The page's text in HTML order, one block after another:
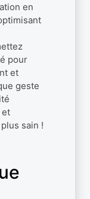
en
pour
et
geste
et
sain !